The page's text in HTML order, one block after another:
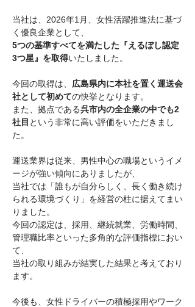
当社は、2026年1月、女性活躍推進法に基づ
く優良企業として、
5つの基準すべてを満たした『えるぼし認定
3つ星』を取得いたしました。
今回の取得は、 広島県内に本社を置く運送会
社として初めての快挙となります。
また、拠点である呉市内の全企業の中でも2
社目 という非常に高い評価をいただきまし
た。
運送業界は従来、男性中心の職場というイメ
ージが強い傾向にありましたが、
当社では「誰もが自分らしく、長く働き続け
られる環境づくり」を経営の柱に据えてまい
りました。
今回の認定は、採用、継続就業、労働時間、
管理職比率といった多角的な評価指標におい
て、
当社の取り組みが結実した結果と考えており
ます。
今後も、女性ドライバーの積極採用やワーク